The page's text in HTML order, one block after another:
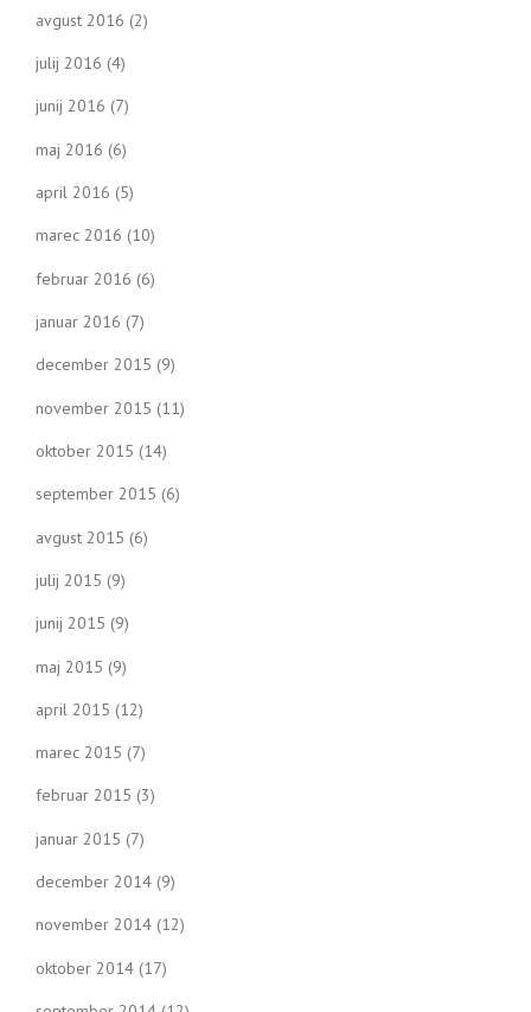
avgust 2016 (2)
julij 2016 (4)
junij 2016 (7)
maj 2016 (6)
april 2016 (5)
marec 2016 (10)
februar 2016 (6)
januar 2016 (7)
december 2015 (9)
november 2015 (11)
oktober 2015 (14)
september 2015 (6)
avgust 2015 (6)
julij 2015 (9)
junij 2015 (9)
maj 2015 (9)
april 2015 (12)
marec 2015 (7)
februar 2015 (3)
januar 2015 (7)
december 2014 (9)
november 2014 (12)
oktober 2014 (17)